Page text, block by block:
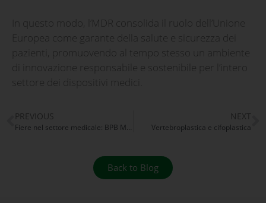
In questo modo, l’MDR consolida il ruolo dell’Unione
Europea come garante della salute e sicurezza dei
pazienti, promuovendo al tempo stesso un ambiente
di innovazione responsabile e sostenibile per l’intero
settore dei dispositivi medici.
PREVIOUS NEXT
Vertebroplastica e cifoplastica
Back to Blog